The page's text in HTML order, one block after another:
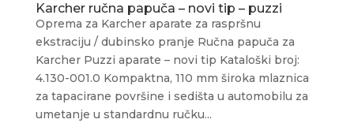
Karcher ručna papuča – novi tip – puzzi
Oprema za Karcher aparate za raspršnu
ekstraciju / dubinsko pranje Ručna papuča za
Karcher Puzzi aparate – novi tip Kataloški broj:
4.130-001.0 Kompaktna, 110 mm široka mlaznica
za tapacirane površine i sedišta u automobilu za
umetanje u standardnu ručku...